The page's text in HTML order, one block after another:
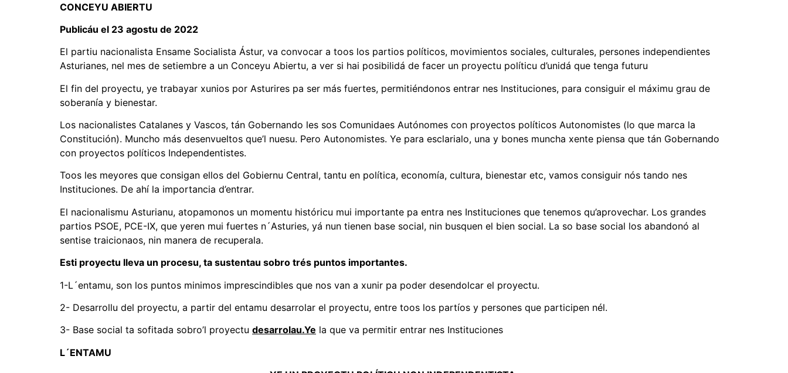
CONCEYU ABIERTU
Publicáu el 23 agostu de 2022
El partiu nacionalista Ensame Socialista Ástur, va convocar a toos los partios políticos, movimientos sociales, culturales, persones independientes
Asturianes, nel mes de setiembre a un Conceyu Abiertu, a ver si hai posibilidá de facer un proyectu políticu d’unidá que tenga futuru
El fin del proyectu, ye trabayar xunios por Asturires pa ser más fuertes, permitiéndonos entrar nes Instituciones, para consiguir el máximu grau de
soberanía y bienestar.
Los nacionalistes Catalanes y Vascos, tán Gobernando les sos Comunidaes Autónomes con proyectos políticos Autonomistes (lo que marca la
Constitución). Muncho más desenvueltos que’l nuesu. Pero Autonomistes. Ye para esclarialo, una y bones muncha xente piensa que tán Gobernando
con proyectos políticos Independentistes.
Toos les meyores que consigan ellos del Gobiernu Central, tantu en política, economía, cultura, bienestar etc, vamos consiguir nós tando nes
Instituciones. De ahí la importancia d’entrar.
El nacionalismu Asturianu, atopamonos un momentu históricu mui importante pa entra nes Instituciones que tenemos qu’aprovechar. Los grandes
partios PSOE, PCE-IX, que yeren mui fuertes n´Asturies, yá nun tienen base social, nin busquen el bien social. La so base social los abandonó al
sentise traicionaos, nin manera de recuperala.
Esti proyectu lleva un procesu, ta sustentau sobro trés puntos importantes.
1-L´entamu, son los puntos minimos imprescindibles que nos van a xunir pa poder desendolcar el proyectu.
2- Desarrollu del proyectu, a partir del entamu desarrolar el proyectu, entre toos los partíos y persones que participen nél.
3- Base social ta sofitada sobro’l proyectu desarrolau.Ye la que va permitir entrar nes Instituciones
L´ENTAMU